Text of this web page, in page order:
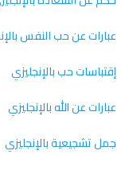
عبارات عن حب النفس
إقتباسات حب بالإنجليزي
عبارات عن الله بالإنجليزي
جمل تشجيعية بالإنجليزي